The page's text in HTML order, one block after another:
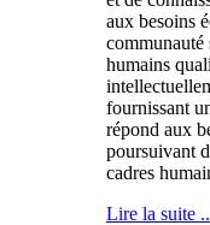
aux besoins
communauté
humains
fournissant
répond aux
poursuivant
cadres
Lire la suite